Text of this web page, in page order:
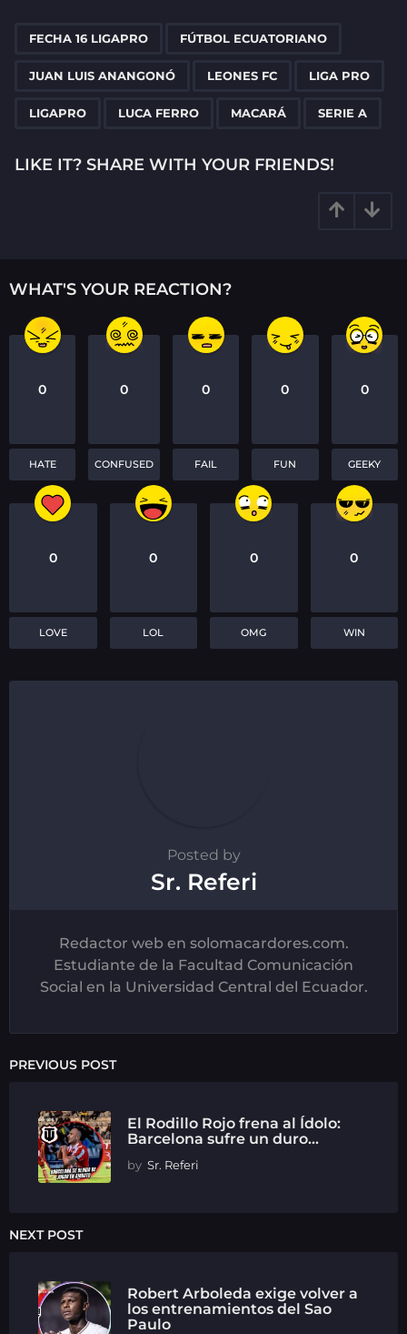
t
FECHA 16 LIGAPRO FÚTBOL ECUATORIANO
JUAN LUIS ANANGONÓ LEONES FC LIGA PRO
LIGAPRO LUCA FERRO MACARÁ SERIE A
LIKE IT? SHARE WITH YOUR FRIENDS!
WHAT'S YOUR REACTION?
0
HATE
0
CONFUSED
0
FAIL
0
FUN
0
GEEKY
0
LOVE
0
LOL
0
OMG
0
WIN
Posted by
Sr. Referi
Redactor web en solomacardores.com.
Estudiante de la Facultad Comunicación
Social en la Universidad Central del Ecuador.
PREVIOUS POST
El Rodillo Rojo frena al Ídolo:
Barcelona sufre un duro...
by Sr. Referi
NEXT POST
Robert Arboleda exige volver a
los entrenamientos del Sao
Paulo